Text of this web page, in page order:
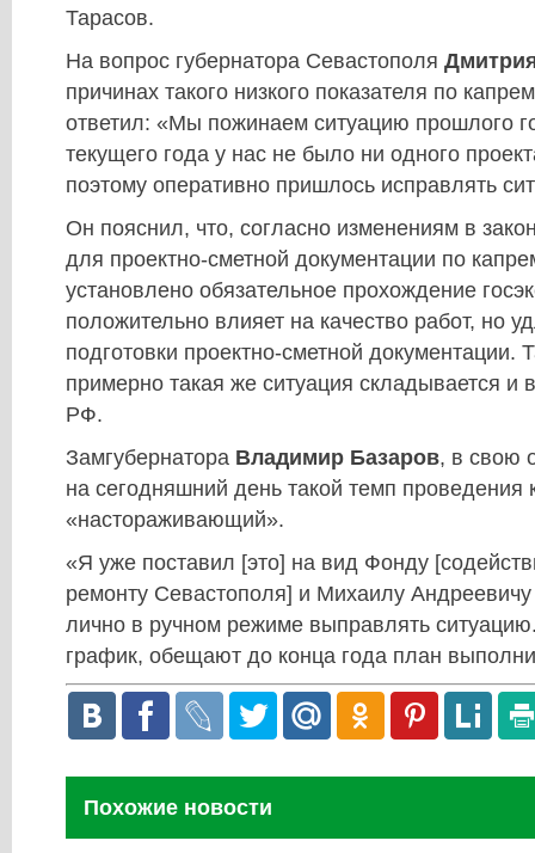
Тарасов.
На вопрос губернатора Севастополя
причинах такого низкого показателя по
ответил: «Мы пожинаем ситуацию прошлого
текущего года у нас не было ни одного
поэтому оперативно пришлось исправлять
Он пояснил, что, согласно изменениям в
для проектно-сметной документации по
установлено обязательное прохождение
положительно влияет на качество работ, но
подготовки проектно-сметной документации.
примерно такая же ситуация складывается и
РФ.
Замгубернатора Владимир Базаров, в свою
на сегодняшний день такой темп проведения
«настораживающий».
«Я уже поставил [это] на вид Фонду
ремонту Севастополя] и Михаилу
лично в ручном режиме выправлять
график, обещают до конца года план
Похожие новости